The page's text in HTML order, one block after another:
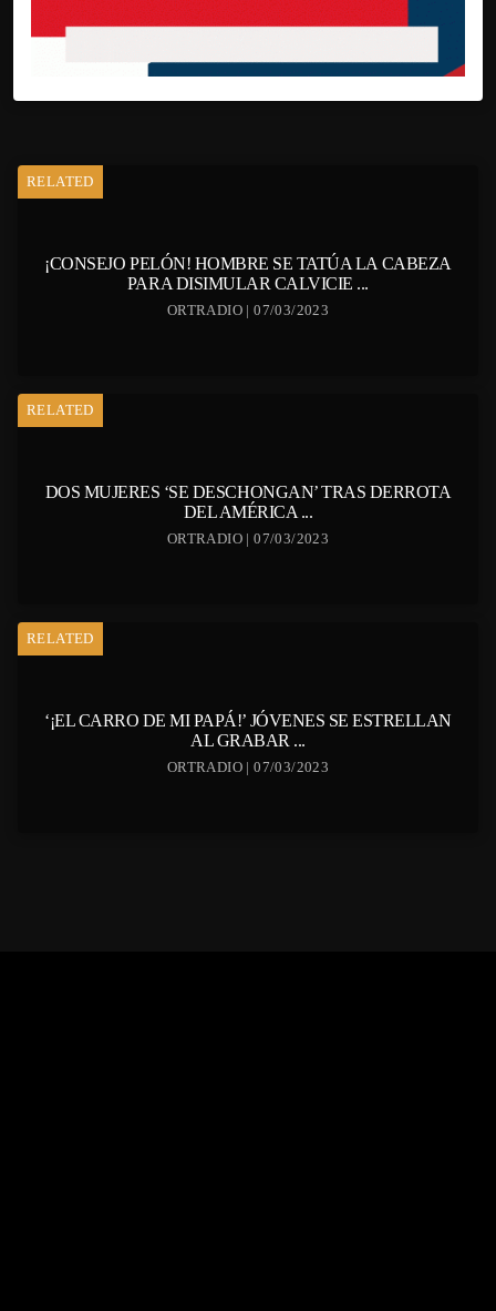
RELATED
¡CONSEJO PELÓN! HOMBRE SE TATÚA LA CABEZA
PARA DISIMULAR CALVICIE ...
ORTRADIO | 07/03/2023
RELATED
DOS MUJERES ‘SE DESCHONGAN’ TRAS DERROTA
DEL AMÉRICA ...
ORTRADIO | 07/03/2023
RELATED
‘¡EL CARRO DE MI PAPÁ!’ JÓVENES SE ESTRELLAN
AL GRABAR ...
ORTRADIO | 07/03/2023